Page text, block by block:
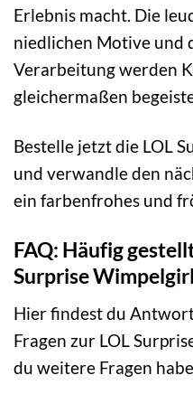
Erlebnis macht. Die
niedlichen Motive und
Verarbeitung werden
gleichermaßen
Bestelle jetzt die LOL
und verwandle den
ein farbenfrohes und
FAQ: Häufig
Surprise
Hier findest du
Fragen zur LOL
du weitere Fragen